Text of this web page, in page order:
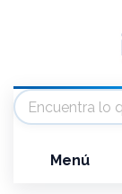
Menú